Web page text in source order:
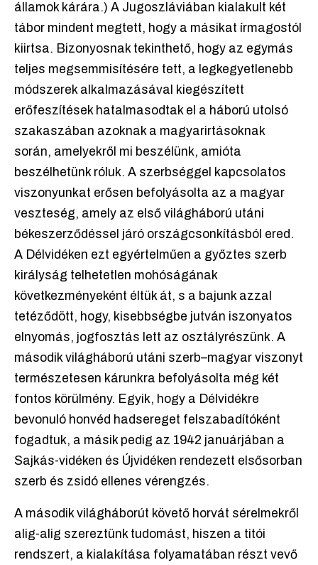
államok kárára.) A Jugoszláviában kialakult két
tábor mindent megtett, hogy a másikat írmagostól
kiirtsa. Bizonyosnak tekinthető, hogy az egymás
teljes megsemmisítésére tett, a legkegyetlenebb
módszerek alkalmazásával kiegészített
erőfeszítések hatalmasodtak el a háború utolsó
szakaszában azoknak a magyarirtásoknak
során, amelyekről mi beszélünk, amióta
beszélhetünk róluk. A szerbséggel kapcsolatos
viszonyunkat erősen befolyásolta az a magyar
veszteség, amely az első világháború utáni
békeszerződéssel járó országcsonkításból ered.
A Délvidéken ezt egyértelműen a győztes szerb
királyság telhetetlen mohóságának
következményeként éltük át, s a bajunk azzal
tetéződött, hogy, kisebbségbe jutván iszonyatos
elnyomás, jogfosztás lett az osztályrészünk. A
második világháború utáni szerb–magyar viszonyt
természetesen kárunkra befolyásolta még két
fontos körülmény. Egyik, hogy a Délvidékre
bevonuló honvéd hadsereget felszabadítóként
fogadtuk, a másik pedig az 1942 januárjában a
Sajkás-vidéken és Újvidéken rendezett elsősorban
szerb és zsidó ellenes vérengzés.
A második világháborút követő horvát sérelmekről
alig-alig szereztünk tudomást, hiszen a titói
rendszert, a kialakítása folyamatában részt vevő